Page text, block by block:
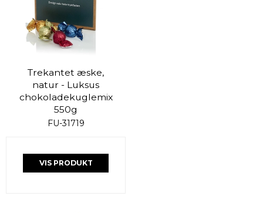
Trekantet æske,
natur - Luksus
chokoladekuglemix
550g
FU-31719
VIS PRODUKT